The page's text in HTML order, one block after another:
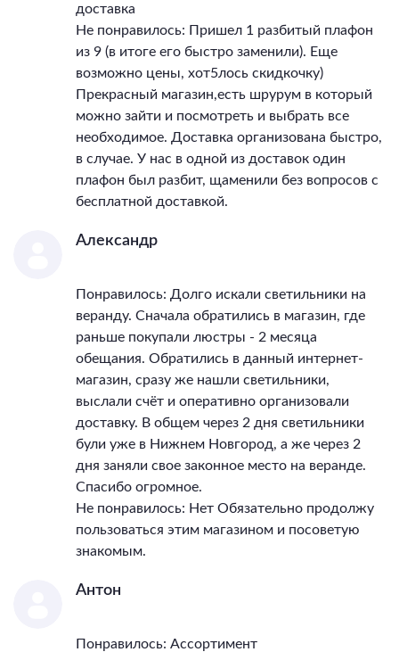
доставка
Не понравилось: Пришел 1 разбитый плафон
из 9 (в итоге его быстро заменили). Еще
возможно цены, хот5лось скидкочку)
Прекрасный магазин,есть шрурум в который
можно зайти и посмотреть и выбрать все
необходимое. Доставка организована быстро,
в случае. У нас в одной из доставок один
плафон был разбит, щаменили без вопросов с
бесплатной доставкой.
Александр
Понравилось: Долго искали светильники на
веранду. Сначала обратились в магазин, где
раньше покупали люстры - 2 месяца
обещания. Обратились в данный интернет-
магазин, сразу же нашли светильники,
выслали счёт и оперативно организовали
доставку. В общем через 2 дня светильники
були уже в Нижнем Новгород, а же через 2
дня заняли свое законное место на веранде.
Спасибо огромное.
Не понравилось: Нет Обязательно продолжу
пользоваться этим магазином и посоветую
знакомым.
Антон
Понравилось: Ассортимент